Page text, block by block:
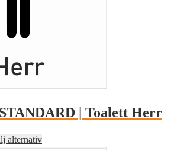
på
| Toalett Herr
alternativDen